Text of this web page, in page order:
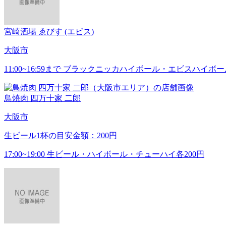
宮崎酒場 ゑびす (エビス)
大阪市
11:00~16:59まで ブラックニッカハイボール・エビスハイボ
鳥焼肉 四万十家 二郎
大阪市
生ビール1杯の目安金額：200円
17:00~19:00 生ビール・ハイボール・チューハイ各200円